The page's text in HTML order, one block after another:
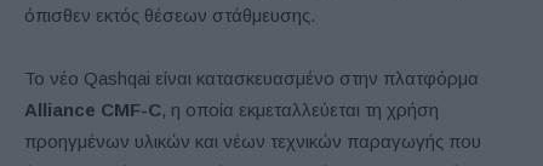
όπισθεν εκτός θέσεων στάθμευσης.
Το νέο Qashqai είναι κατασκευασμένο στην πλατφόρμα
Alliance CMF-C, η οποία εκμεταλλεύεται τη χρήση
προηγμένων υλικών και νέων τεχνικών παραγωγής που